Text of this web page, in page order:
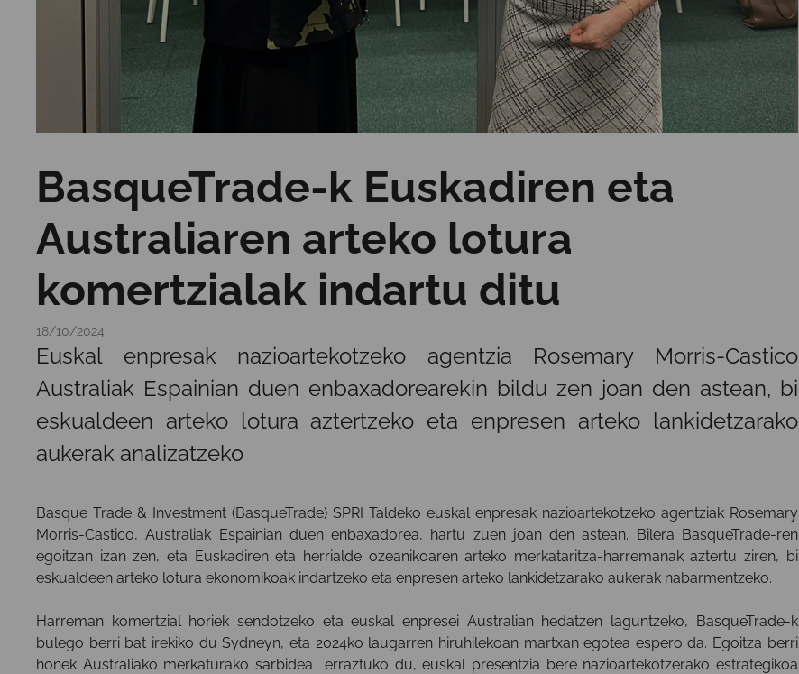
BasqueTrade-k Euskadiren eta
Australiaren arteko lotura
komertzialak indartu ditu
18/10/2024
Euskal enpresak nazioartekotzeko agentzia Rosemary Morris-Castico
Australiak Espainian duen enbaxadorearekin bildu zen joan den astean, bi
eskualdeen arteko lotura aztertzeko eta enpresen arteko lankidetzarako
aukerak analizatzeko
Basque Trade & Investment (BasqueTrade) SPRI Taldeko euskal enpresak nazioartekotzeko agentziak Rosemary
Morris-Castico, Australiak Espainian duen enbaxadorea, hartu zuen joan den astean. Bilera BasqueTrade-ren
egoitzan izan zen, eta Euskadiren eta herrialde ozeanikoaren arteko merkataritza-harremanak aztertu ziren, bi
eskualdeen arteko lotura ekonomikoak indartzeko eta enpresen arteko lankidetzarako aukerak nabarmentzeko.
Harreman komertzial horiek sendotzeko eta euskal enpresei Australian hedatzen laguntzeko, BasqueTrade-k
bulego berri bat irekiko du Sydneyn, eta 2024ko laugarren hiruhilekoan martxan egotea espero da. Egoitza berri
honek Australiako merkaturako sarbidea erraztuko du, euskal presentzia bere nazioartekotzerako estrategikoa